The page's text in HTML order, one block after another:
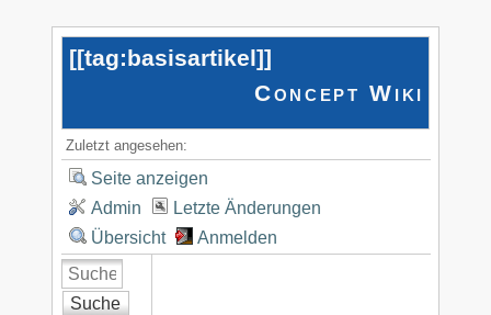
[[tag:basisartikel]]
Concept Wiki
Zuletzt angesehen:
Seite anzeigen
Admin
Letzte Änderungen
Übersicht
Anmelden
Suche